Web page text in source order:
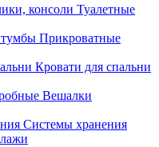
Туалетные
Прикроватные
Кровати для спальни
Вешалки
Системы хранения